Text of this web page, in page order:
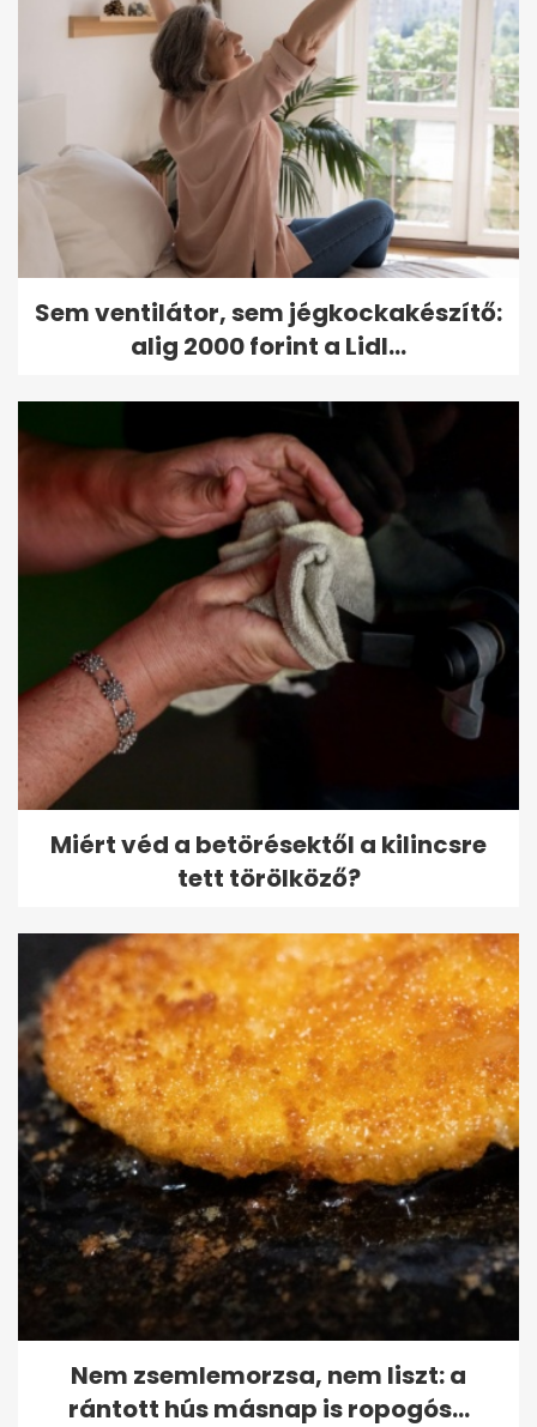
Sem ventilátor, sem jégkockakészítő:
alig 2000 forint a Lidl...
Miért véd a betörésektől a kilincsre
tett törölköző?
Nem zsemlemorzsa, nem liszt: a
rántott hús másnap is ropogós...